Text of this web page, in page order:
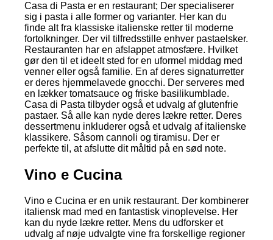
Casa di Pasta er en restaurant; Der specialiserer
sig i pasta i alle former og varianter. Her kan du
finde alt fra klassiske italienske retter til moderne
fortolkninger. Der vil tilfredsstille enhver pastaelsker.
Restauranten har en afslappet atmosfære. Hvilket
gør den til et ideelt sted for en uformel middag med
venner eller også familie. En af deres signaturretter
er deres hjemmelavede gnocchi. Der serveres med
en lækker tomatsauce og friske basilikumblade.
Casa di Pasta tilbyder også et udvalg af glutenfrie
pastaer. Så alle kan nyde deres lækre retter. Deres
dessertmenu inkluderer også et udvalg af italienske
klassikere. Såsom cannoli og tiramisu. Der er
perfekte til, at afslutte dit måltid på en sød note.
Vino e Cucina
Vino e Cucina er en unik restaurant. Der kombinerer
italiensk mad med en fantastisk vinoplevelse. Her
kan du nyde lækre retter. Mens du udforsker et
udvalg af nøje udvalgte vine fra forskellige regioner